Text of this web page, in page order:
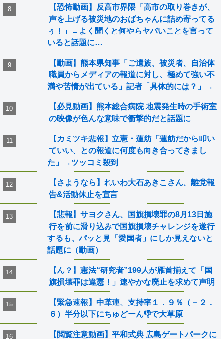
【恐怖動画】反高市界隈「高市の取り巻きが、
声を上げる被災地のおばちゃんに詰め寄ってる
ぅ！」→よく聞くと何やらヤバいことを言って
いると話題に…
【動画】熊本県知事「ご遺族、被災者、自治体
職員からメディアの報道に対し、極めて強い不
満や苦情が出ている」記者「具体的には？」→
【必見動画】熊本総合病院 地震発生時の手術室
の映像が色んな意味で衝撃的だと話題に
【カミツキ悲報】立憲・蓮舫「蓮舫だから叩い
ていい、との報道に何度も向き合ってきまし
た」→ツッコミ殺到
【さようなら】れいわ大石あきこさん、離党報
告&活動休止を宣言
【悲報】サヨクさん、国旗損壊罪の8月13日施
行を前に滑り込みで国旗損壊チャレンジを遂行
するも、パッと見「愛国者」にしか見えないと
話題に（動画）
【ん？】憲法“研究者”199人が雁首揃えて「国
旗損壊罪は違憲！」速やかな廃止を求めて声明
【緊急速報】中革連、支持率１．９％（－２．
６）半分以下にちゅどーん👎で大草原
【閲覧注意動画】平和式典 広島ゲートパークに